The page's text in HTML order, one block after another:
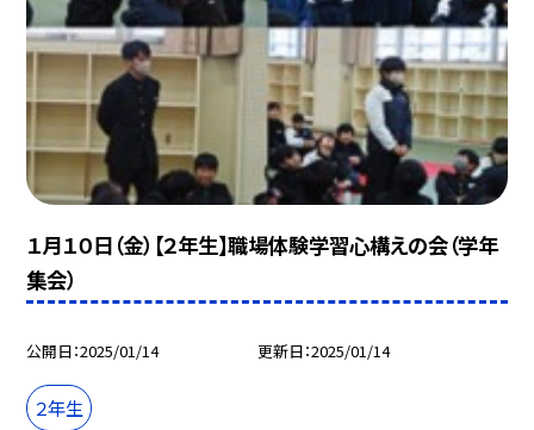
１月１０日（金）【２年生】職場体験学習心構えの会（学年
集会）
公開日 2025/01/14 更新日 2025/01/14
２年生